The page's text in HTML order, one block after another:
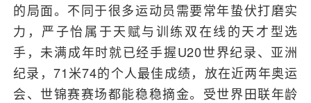
的局面。不同于很多运动员需要常年蛰伏打磨实
力，严子怡属于天赋与训练双在线的天才型选
手，未满成年时就已经手握U20世界纪录、亚洲
纪录，71米74的个人最佳成绩，放在近两年奥运
会、世锦赛赛场都能稳稳摘金。受世界田联年龄